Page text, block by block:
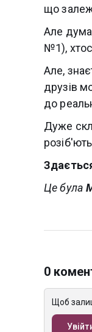
що
Але
№1),
Але,
друзів
до
Дуже
Це була
0
Щоб